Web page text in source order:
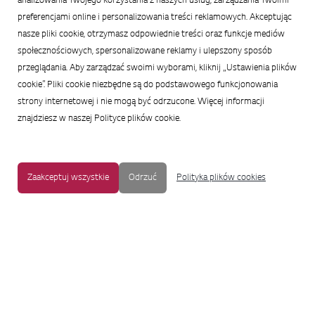
preferencjami online i personalizowania treści reklamowych. Akceptując
nasze pliki cookie, otrzymasz odpowiednie treści oraz funkcje mediów
społecznościowych, spersonalizowane reklamy i ulepszony sposób
przeglądania. Aby zarządzać swoimi wyborami, kliknij „Ustawienia plików
cookie”. Pliki cookie niezbędne są do podstawowego funkcjonowania
strony internetowej i nie mogą być odrzucone. Więcej informacji
znajdziesz w naszej Polityce plików cookie.
Zaakceptuj wszystkie Odrzuć Polityka plików cookies